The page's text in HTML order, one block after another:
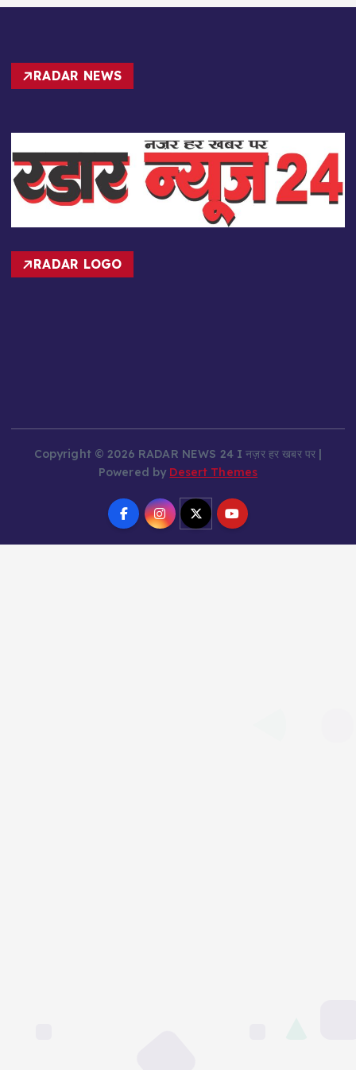
RADAR NEWS
RADAR LOGO
Copyright © 2026 RADAR NEWS 24 I नज़र हर खबर पर |
Powered by Desert Themes